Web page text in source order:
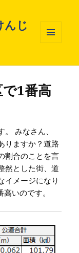
じ
ィジェ
1番高
みなさん、
りますか？道路
割合のことを言
然とした街、道
イメージになり
いのです。